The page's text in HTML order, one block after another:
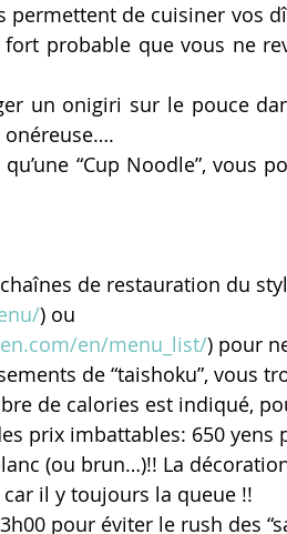
permettent de cuisiner vos
probable que vous ne
un onigiri sur le pouce
“Cup Noodle”, vous
de restauration du
) ou
en/menu_list/) pour
de “taishoku”, vous
de calories est indiqué,
prix imbattables: 650 yens
(ou brun…)!! La
car il y toujours la queue !!
pour éviter le rush des